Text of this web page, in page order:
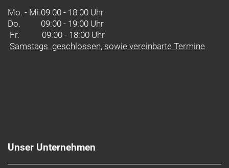
Mo. - Mi.09:00 - 18:00 Uhr
Do.
09:00 - 19:00 Uhr
Fr. 09.00 - 18:00 Uhr
Samstags geschlossen, sowie vereinbarte Termine
Unser Unternehmen